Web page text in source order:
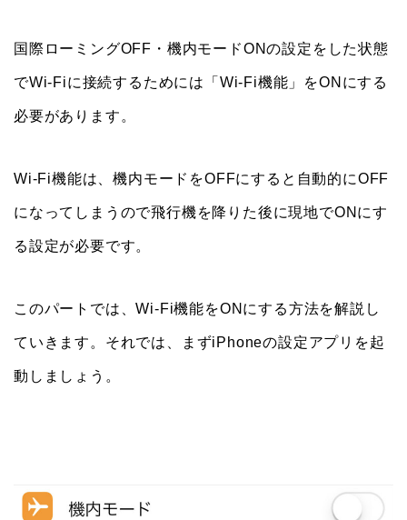
国際ローミングOFF・機内モードONの設定をした状態
でWi-Fiに接続するためには「Wi-Fi機能」をONにする
必要があります。
Wi-Fi機能は、機内モードをOFFにすると自動的にOFF
になってしまうので飛行機を降りた後に現地でONにす
る設定が必要です。
このパートでは、Wi-Fi機能をONにする方法を解説し
ていきます。それでは、まずiPhoneの設定アプリを起
動しましょう。